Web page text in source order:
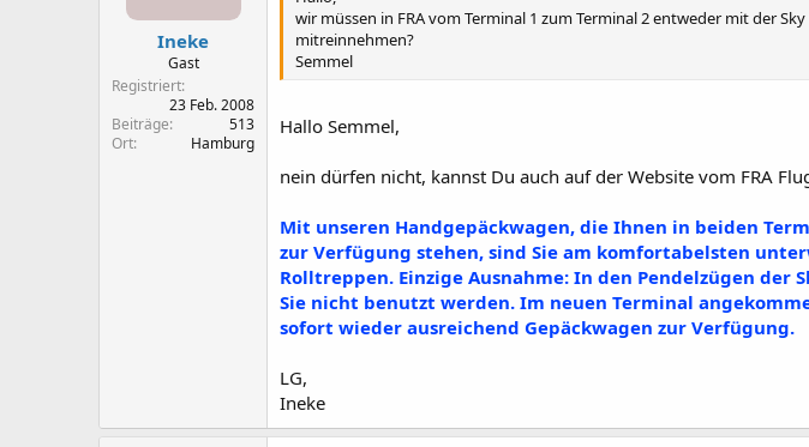
Ineke
Gast
Registriert
23 Feb. 2008
Beiträge
513
Ort
Hamburg
wir müssen in FRA vom Terminal 1 zum Terminal 2 entweder mit der
mitreinnehmen?
Semmel
Hallo Semmel,
nein dürfen nicht, kannst Du auch auf der Website vom FRA
Mit unseren Handgepäckwagen, die Ihnen in beiden
zur Verfügung stehen, sind Sie am komfortabelsten
Rolltreppen. Einzige Ausnahme: In den Pendelzügen der
Sie nicht benutzt werden. Im neuen Terminal
sofort wieder ausreichend Gepäckwagen zur Verfügung.
LG,
Ineke